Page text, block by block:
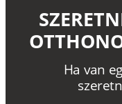
Ha van eg
szeretn